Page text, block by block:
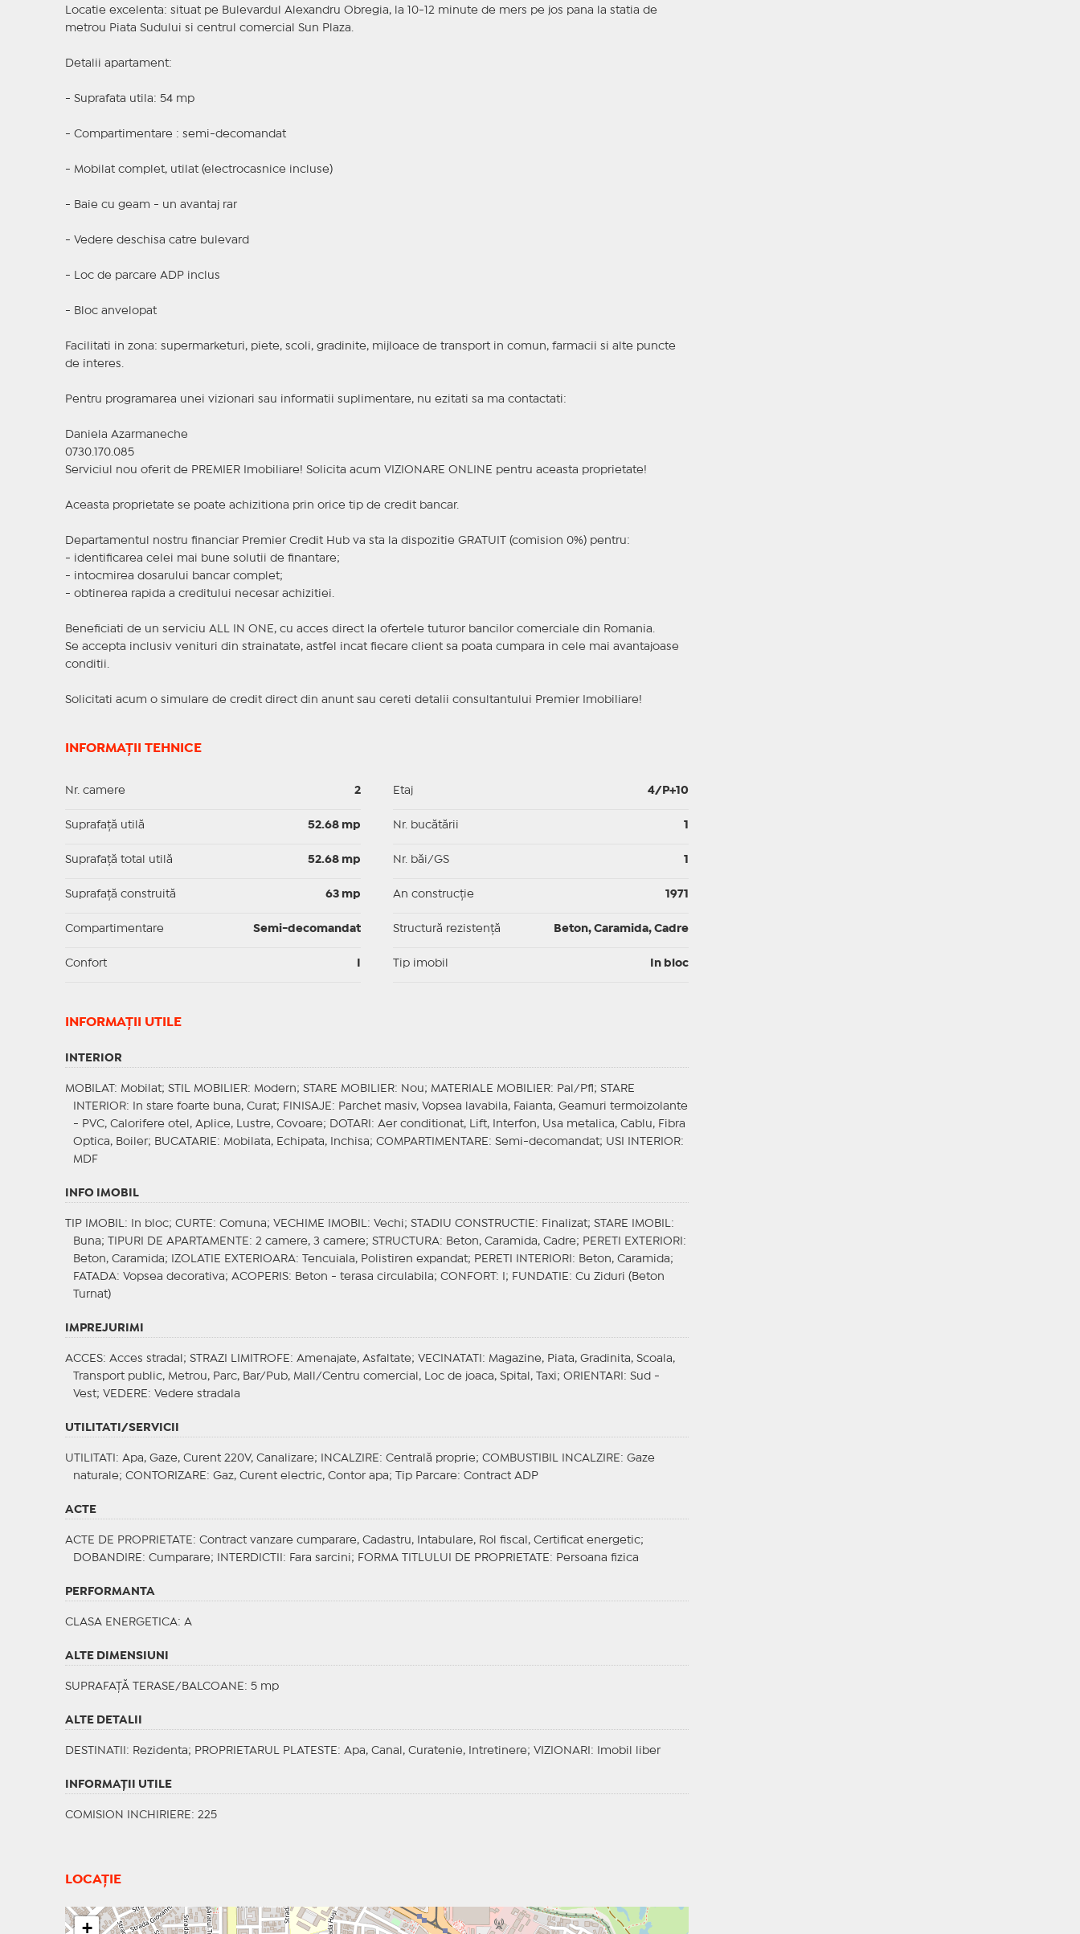
Locatie excelenta: situat pe Bulevardul Alexandru Obregia, la 10-12 minute de mers pe jos pana la statia de
metrou Piata Sudului si centrul comercial Sun Plaza.
Detalii apartament:
- Suprafata utila: 54 mp
- Compartimentare : semi-decomandat
- Mobilat complet, utilat (electrocasnice incluse)
- Baie cu geam - un avantaj rar
- Vedere deschisa catre bulevard
- Loc de parcare ADP inclus
- Bloc anvelopat
Facilitati in zona: supermarketuri, piete, scoli, gradinite, mijloace de transport in comun, farmacii si alte puncte
de interes.
Pentru programarea unei vizionari sau informatii suplimentare, nu ezitati sa ma contactati:
Daniela Azarmaneche
0730.170.085
Serviciul nou oferit de PREMIER Imobiliare! Solicita acum VIZIONARE ONLINE pentru aceasta proprietate!
Aceasta proprietate se poate achizitiona prin orice tip de credit bancar.
Departamentul nostru financiar Premier Credit Hub va sta la dispozitie GRATUIT (comision 0%) pentru:
- identificarea celei mai bune solutii de finantare;
- intocmirea dosarului bancar complet;
- obtinerea rapida a creditului necesar achizitiei.
Beneficiati de un serviciu ALL IN ONE, cu acces direct la ofertele tuturor bancilor comerciale din Romania.
Se accepta inclusiv venituri din strainatate, astfel incat fiecare client sa poata cumpara in cele mai avantajoase
conditii.
Solicitati acum o simulare de credit direct din anunt sau cereti detalii consultantului Premier Imobiliare!
INFORMAȚII TEHNICE
Nr. camere 2
Suprafaţă utilă 52.68 mp
Suprafaţă total utilă 52.68 mp
Suprafaţă construită 63 mp
Compartimentare Semi-decomandat
Confort
Etaj 4/P+10
Nr. bucătării
Nr. băi/GS
An construcție 1971
Structură rezistență Beton, Caramida, Cadre
Tip imobil In bloc
INFORMAŢII UTILE
INTERIOR
MOBILAT : Mobilat; STIL MOBILIER: Modern; STARE MOBILIER: Nou; MATERIALE MOBILIER: Pal/Pfl; STARE
INTERIOR: In stare foarte buna, Curat; FINISAJE : Parchet masiv, Vopsea lavabila, Faianta, Geamuri termoizolante
- PVC, Calorifere otel, Aplice, Lustre, Covoare;
DOTARI : Aer conditionat, Lift, Interfon, Usa metalica, Cablu, Fibra
Optica, Boiler; BUCATARIE : Mobilata, Echipata, Inchisa; COMPARTIMENTARE : Semi-decomandat; USI INTERIOR:
MDF
INFO IMOBIL
TIP IMOBIL : In bloc; CURTE : Comuna; VECHIME IMOBIL : Vechi; STADIU CONSTRUCTIE : Finalizat; STARE IMOBIL
:
Buna;
TIPURI DE APARTAMENTE : 2 camere, 3 camere; STRUCTURA: Beton, Caramida, Cadre; PERETI EXTERIORI :
Beton, Caramida;
IZOLATIE EXTERIOARA: Tencuiala, Polistiren expandat; PERETI INTERIORI : Beton, Caramida;
FATADA: Vopsea decorativa; ACOPERIS: Beton - terasa circulabila; CONFORT : I; FUNDATIE : Cu Ziduri (Beton
Turnat)
IMPREJURIMI
ACCES: Acces stradal; STRAZI LIMITROFE : Amenajate, Asfaltate; VECINATATI
: Magazine, Piata, Gradinita, Scoala,
Transport public, Metrou, Parc, Bar/Pub, Mall/Centru comercial, Loc de joaca, Spital, Taxi; ORIENTARI : Sud -
Vest; VEDERE : Vedere stradala
UTILITATI/SERVICII
UTILITATI : Apa, Gaze, Curent 220V, Canalizare; INCALZIRE : Centrală proprie; COMBUSTIBIL INCALZIRE : Gaze
naturale; CONTORIZARE : Gaz, Curent electric, Contor apa; Tip Parcare: Contract ADP
ACTE
ACTE DE PROPRIETATE : Contract vanzare cumparare, Cadastru, Intabulare, Rol fiscal, Certificat energetic;
DOBANDIRE : Cumparare; INTERDICTII : Fara sarcini; FORMA TITLULUI DE PROPRIETATE : Persoana fizica
PERFORMANTA
CLASA ENERGETICA: A
ALTE DIMENSIUNI
SUPRAFAȚĂ TERASE/BALCOANE: 5 mp
ALTE DETALII
DESTINATII : Rezidenta; PROPRIETARUL PLATESTE : Apa, Canal, Curatenie, Intretinere; VIZIONARI : Imobil liber
INFORMAŢII UTILE
COMISION INCHIRIERE: 225
LOCAȚIE
+